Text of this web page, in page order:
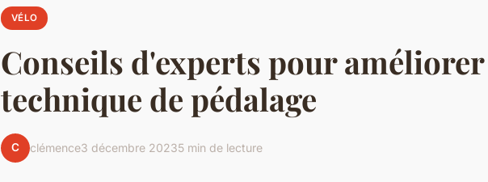
VÉLO
Conseils d'experts pour
technique de pédalage
C clémence3 décembre 20235 min de lecture